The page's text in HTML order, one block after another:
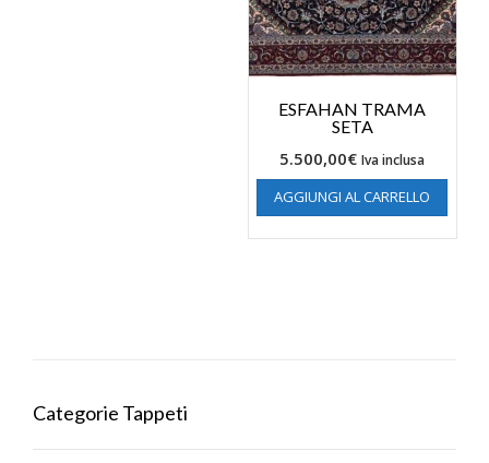
ESFAHAN TRAMA
SETA
5.500,00€ Iva inclusa
AGGIUNGI AL CARRELLO
Categorie Tappeti